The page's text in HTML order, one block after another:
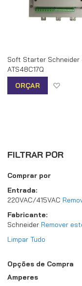
Soft Starter Schneider
ATS48C17Q
ORÇAR
FILTRAR POR
Comprar por
Entrada
220VAC/415VAC
Fabricante
Schneider Remover
Limpar Tudo
Opções de Compra
Amperes